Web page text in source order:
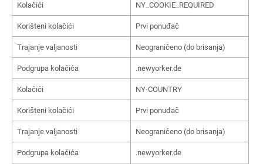
Kolačići NY_COOKIE_REQUIRED
Korišteni kolačići Prvi ponuđač
Trajanje valjanosti Neograničeno (do brisanja)
Podgrupa kolačića .newyorker.de
Kolačići NY-COUNTRY
Korišteni kolačići Prvi ponuđač
Trajanje valjanosti Neograničeno (do brisanja)
Podgrupa kolačića .newyorker.de